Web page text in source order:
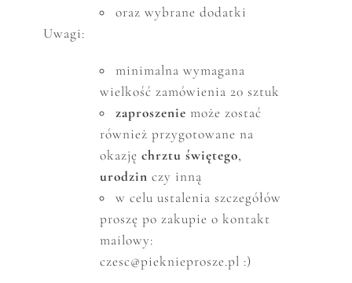
oraz wybrane dodatki
Uwagi:
minimalna wymagana
wielkość zamówienia 20 sztuk
zaproszenie może zostać
również przygotowane na
okazję chrztu świętego,
urodzin czy inną
w celu ustalenia szczegółów
proszę po zakupie o kontakt
mailowy:
czesc@pieknieprosze.pl :)